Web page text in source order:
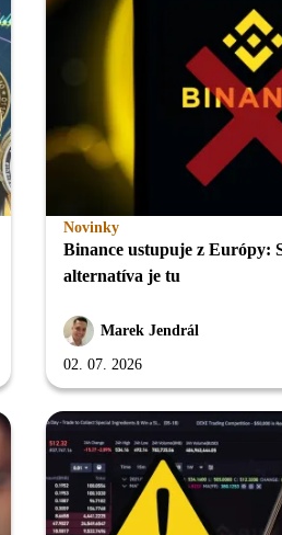
Novinky
Binance ustupuje z Európy:
alternatíva je tu
Marek Jendrál
02. 07. 2026